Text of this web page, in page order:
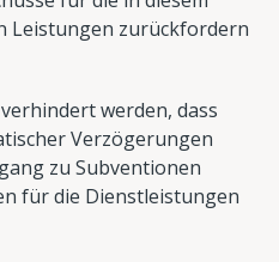
Leistungen zurückfordern
werden, dass
Verzögerungen
zu Subventionen
für die Dienstleistungen